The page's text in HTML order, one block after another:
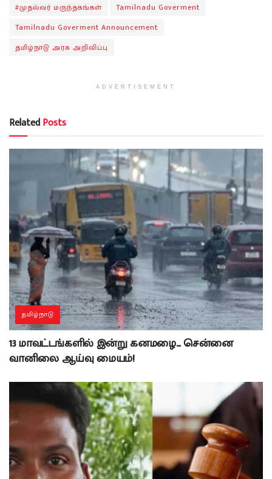
#முதல்வர் மருந்தகங்கள்
Tamilnadu Goverment
Tamilnadu Goverment Announcement
தமிழ்நாடு அரசு அறிவிப்பு
ADVERTISEMENT
RelatedPosts
தமிழ்நாடு
13 மாவட்டங்களில் இன்று கனமழை… சென்னை
வானிலை ஆய்வு மையம்!